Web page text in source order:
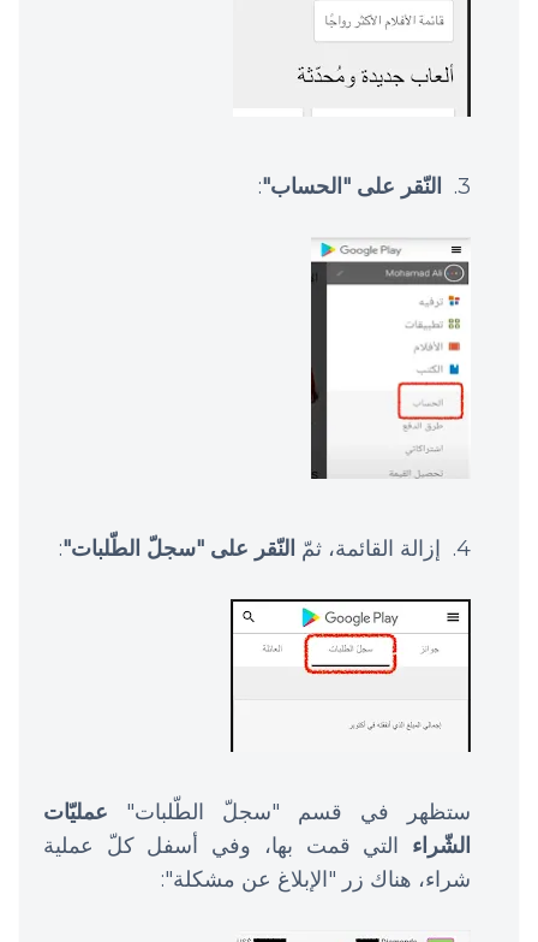
النّقر على "الحساب":
إزالة القائمة، ثمّ النّقر على "سجلّ الطّلبات":
ستظهر في قسم "سجلّ الطّلبات" عمليّات
الشّراء التي قمت بها، وفي أسفل كلّ عملية
شراء، هناك زر "الإبلاغ عن مشكلة":